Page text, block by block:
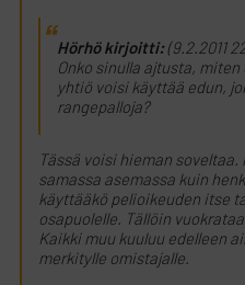
Hörhö kirjoitti:(9.2.2011
Onko sinulla ajtusta,
yhtiö voisi käyttää edun,
rangepalloja?
Tässä voisi hieman
samassa asemassa kuin
käyttääkö pelioikeuden itse
osapuolelle. Tällöin
Kaikki muu kuuluu edelleen
merkitylle omistajalle.